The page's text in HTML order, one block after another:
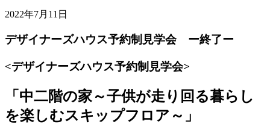
2022年7月11日
デザイナーズハウス予約制見学会 ー終了ー
<デザイナーズハウス予約制見学会>
「中二階の家～子供が走り回る暮らし
を楽しむスキップフロア～」